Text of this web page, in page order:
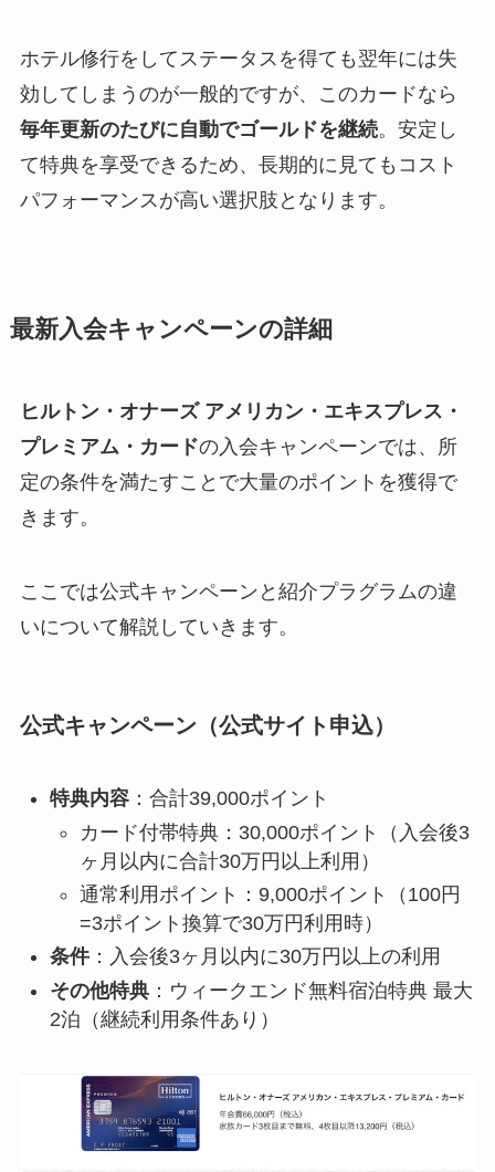
ホテル修行をしてステータスを得ても翌年には失
効してしまうのが一般的ですが、このカードなら
毎年更新のたびに自動でゴールドを継続。安定し
て特典を享受できるため、長期的に見てもコスト
パフォーマンスが高い選択肢となります。
最新入会キャンペーンの詳細
ヒルトン・オナーズ アメリカン・エキスプレス・
プレミアム・カードの入会キャンペーンでは、所
定の条件を満たすことで大量のポイントを獲得で
きます。
ここでは公式キャンペーンと紹介プラグラムの違
いについて解説していきます。
公式キャンペーン（公式サイト申込）
特典内容：合計39,000ポイント
カード付帯特典：30,000ポイント（入会後3
ヶ月以内に合計30万円以上利用）
通常利用ポイント：9,000ポイント（100円
=3ポイント換算で30万円利用時）
条件：入会後3ヶ月以内に30万円以上の利用
その他特典：ウィークエンド無料宿泊特典 最大
2泊（継続利用条件あり）